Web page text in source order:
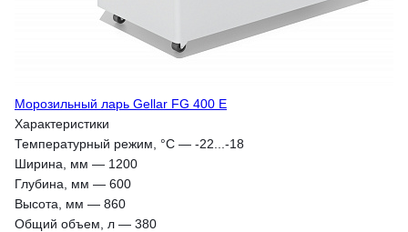
Морозильный ларь Gellar FG 400 E
Характеристики
Температурный режим, °С — -22...-18
Ширина, мм — 1200
Глубина, мм — 600
Высота, мм — 860
Общий объем, л — 380